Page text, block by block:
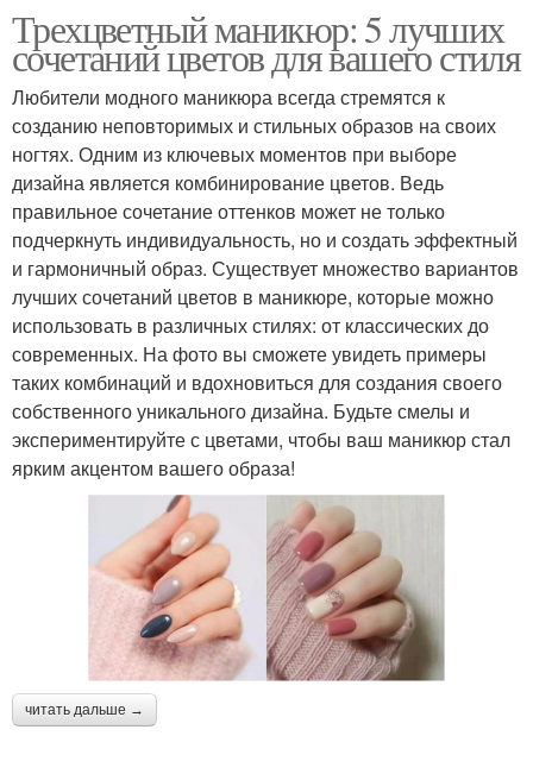
Трехцветный маникюр: 5 лучших
сочетаний цветов для вашего стиля
Любители модного маникюра всегда стремятся к
созданию неповторимых и стильных образов на своих
ногтях. Одним из ключевых моментов при выборе
дизайна является комбинирование цветов. Ведь
правильное сочетание оттенков может не только
подчеркнуть индивидуальность, но и создать эффектный
и гармоничный образ. Существует множество вариантов
лучших сочетаний цветов в маникюре, которые можно
использовать в различных стилях: от классических до
современных. На фото вы сможете увидеть примеры
таких комбинаций и вдохновиться для создания своего
собственного уникального дизайна. Будьте смелы и
экспериментируйте с цветами, чтобы ваш маникюр стал
ярким акцентом вашего образа!
читать дальше →